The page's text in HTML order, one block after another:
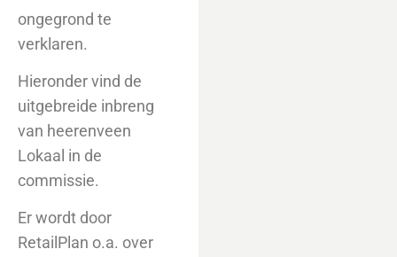
ongegrond te
verklaren.
Hieronder vind de
uitgebreide inbreng
van heerenveen
Lokaal in de
commissie.
Er wordt door
RetailPlan o.a. over